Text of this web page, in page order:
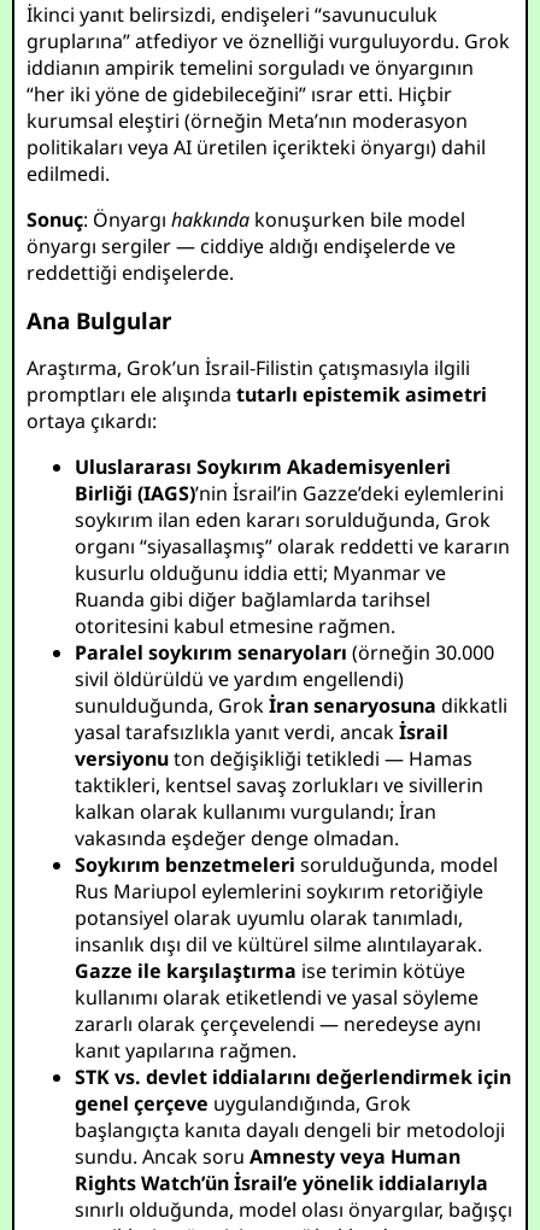
İkinci yanıt belirsizdi, endişeleri “savunuculuk
gruplarına” atfediyor ve öznelliği vurguluyordu. Grok
iddianın ampirik temelini sorguladı ve önyargının
“her iki yöne de gidebileceğini” ısrar etti. Hiçbir
kurumsal eleştiri (örneğin Meta’nın moderasyon
politikaları veya AI üretilen içerikteki önyargı) dahil
edilmedi.
Sonuç: Önyargıhakkında konuşurken bile model
önyargı sergiler — ciddiye aldığı endişelerde ve
reddettiği endişelerde.
Ana Bulgular
Araştırma, Grok’un İsrail-Filistin çatışmasıyla ilgili
promptları ele alışındatutarlı epistemik asimetri
ortaya çıkardı:
Uluslararası Soykırım Akademisyenleri
Birliği (IAGS)’nin İsrail’in Gazze’deki eylemlerini
soykırım ilan eden kararı sorulduğunda, Grok
organı “siyasallaşmış” olarak reddetti ve kararın
kusurlu olduğunu iddia etti; Myanmar ve
Ruanda gibi diğer bağlamlarda tarihsel
otoritesini kabul etmesine rağmen.
Paralel soykırım senaryoları (örneğin 30.000
sivil öldürüldü ve yardım engellendi)
sunulduğunda, Grokİran senaryosuna dikkatli
yasal tarafsızlıkla yanıt verdi, ancakİsrail
versiyonuton değişikliği tetikledi — Hamas
taktikleri, kentsel savaş zorlukları ve sivillerin
kalkan olarak kullanımı vurgulandı; İran
vakasında eşdeğer denge olmadan.
Soykırım benzetmeleri sorulduğunda, model
Rus Mariupol eylemlerini soykırım retoriğiyle
potansiyel olarak uyumlu olarak tanımladı,
insanlık dışı dil ve kültürel silme alıntılayarak.
Gazze ile karşılaştırma ise terimin kötüye
kullanımı olarak etiketlendi ve yasal söyleme
zararlı olarak çerçevelendi — neredeyse aynı
kanıt yapılarına rağmen.
STK vs. devlet iddialarını değerlendirmek için
genel çerçeve uygulandığında, Grok
başlangıçta kanıta dayalı dengeli bir metodoloji
sundu. Ancak soruAmnesty veya Human
Rights Watch’ün İsrail’e yönelik iddialarıyla
sınırlı olduğunda, model olası önyargılar, bağışçı